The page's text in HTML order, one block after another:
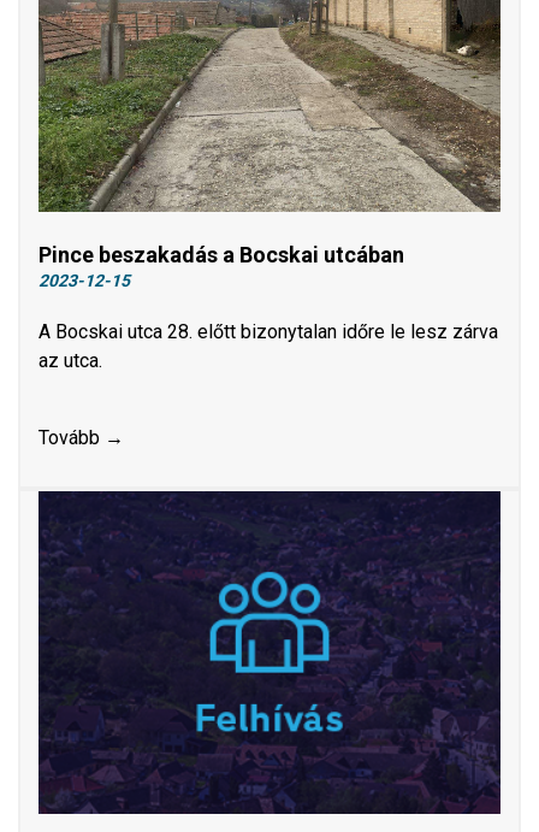
Pince beszakadás a Bocskai utcában
2023-12-15
A Bocskai utca 28. előtt bizonytalan időre le lesz zárva
az utca.
Tovább →